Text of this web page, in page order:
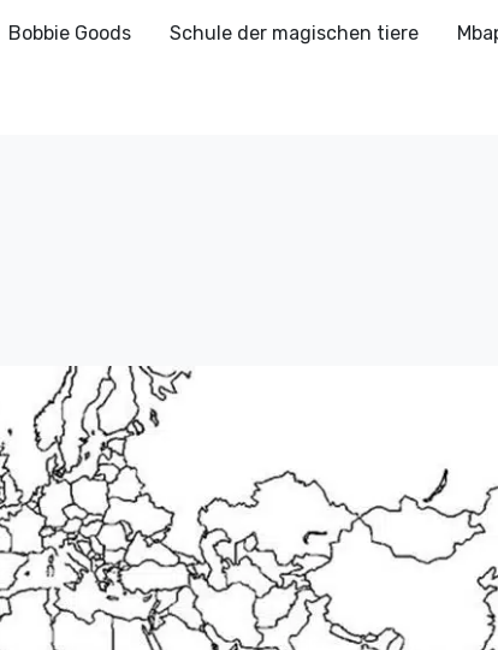
Bobbie Goods Schule der magischen tiere